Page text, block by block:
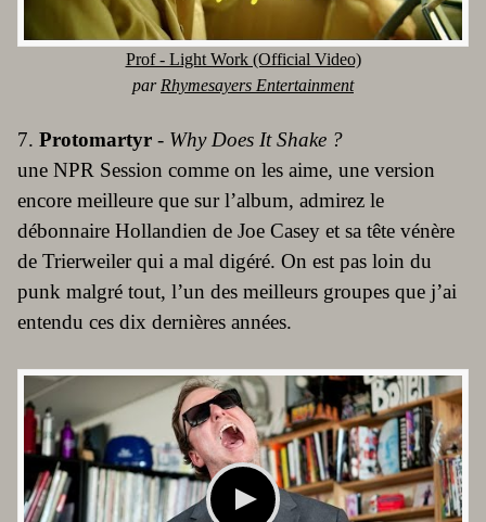
Prof - Light Work (Official Video)
par Rhymesayers Entertainment
7. Protomartyr - Why Does It Shake ?
une NPR Session comme on les aime, une version
encore meilleure que sur l’album, admirez le
débonnaire Hollandien de Joe Casey et sa tête vénère
de Trierweiler qui a mal digéré. On est pas loin du
punk malgré tout, l’un des meilleurs groupes que j’ai
entendu ces dix dernières années.